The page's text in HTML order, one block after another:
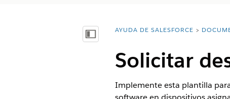
Mostrar índice de materias
Usted está aquí:
AYUDA DE SALESFORCE
Solicitar
Implemente esta plantilla